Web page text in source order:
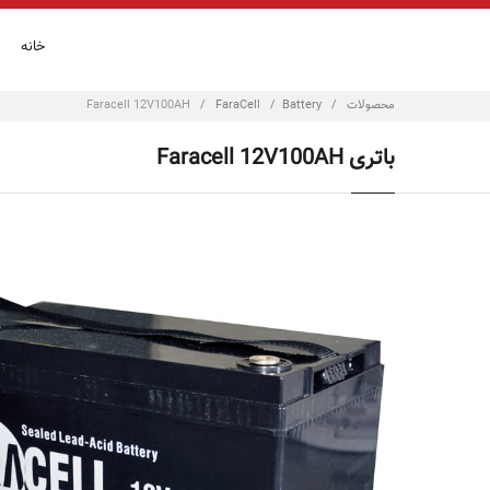
خانه
محصولات /
Battery
/
FaraCell
/
Faracell 12V100AH
باتری Faracell 12V100AH